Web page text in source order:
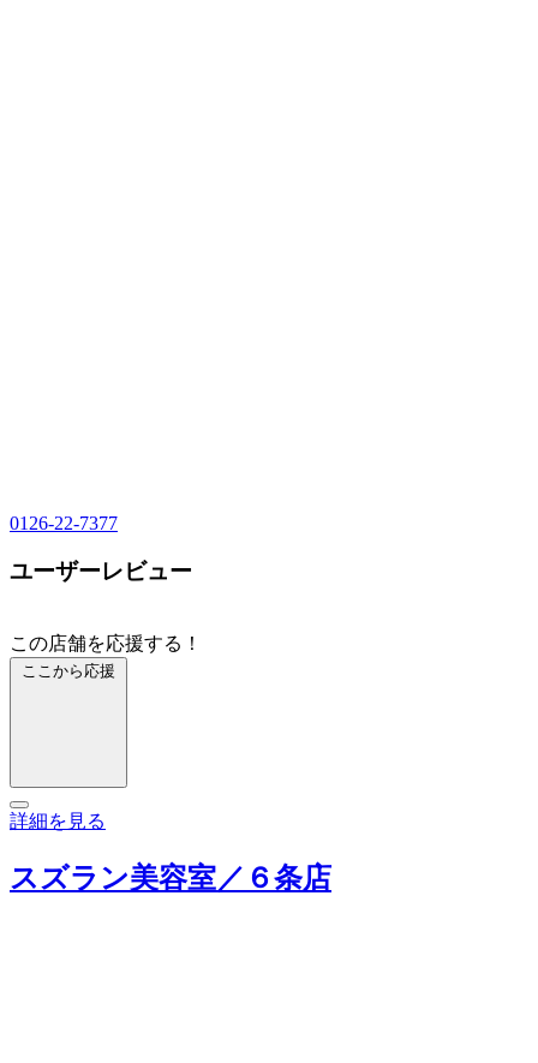
0126-22-7377
ユーザーレビュー
この店舗を応援する！
ここから応援
詳細を見る
スズラン美容室／６条店